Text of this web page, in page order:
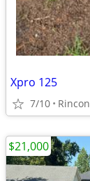
Xpro 125
7/10 Rincon
$21,000